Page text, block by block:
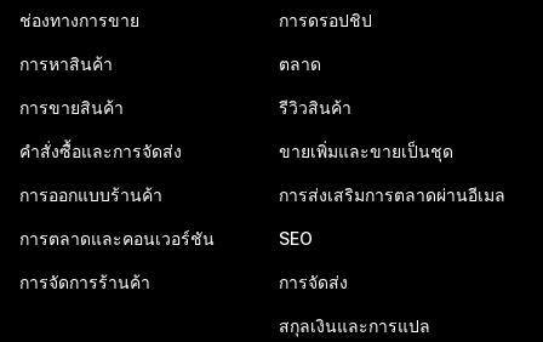
ช่องทางการขาย
การหาสินค้า
การขายสินค้า
คำสั่งซื้อและการจัดส่ง
การออกแบบร้านค้า
การตลาดและคอนเวอร์ชัน
การจัดการร้านค้า
การดรอปชิป
ตลาด
รีวิวสินค้า
ขายเพิ่มและขายเป็นชุด
การส่งเสริมการตลาดผ่านอีเมล
SEO
การจัดส่ง
สกุลเงินและการแปล